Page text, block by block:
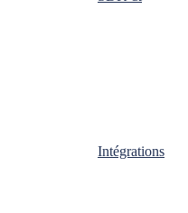
Intégrations